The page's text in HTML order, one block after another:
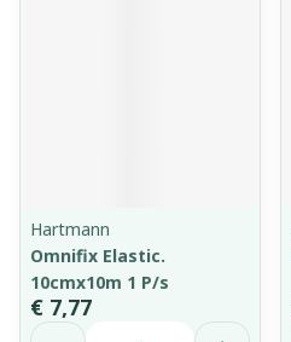
Hartmann
Omnifix Elastic.
10cmx10m 1 P/s
€ 7,77
Aantal